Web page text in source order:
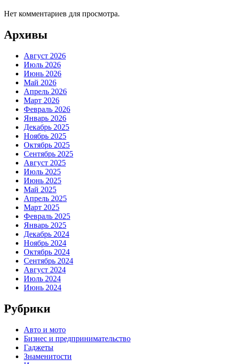
Нет комментариев для просмотра.
Архивы
Август 2026
Июль 2026
Июнь 2026
Май 2026
Апрель 2026
Март 2026
Февраль 2026
Январь 2026
Декабрь 2025
Ноябрь 2025
Октябрь 2025
Сентябрь 2025
Август 2025
Июль 2025
Июнь 2025
Май 2025
Апрель 2025
Март 2025
Февраль 2025
Январь 2025
Декабрь 2024
Ноябрь 2024
Октябрь 2024
Сентябрь 2024
Август 2024
Июль 2024
Июнь 2024
Рубрики
Авто и мото
Бизнес и предпринимательство
Гаджеты
Знаменитости